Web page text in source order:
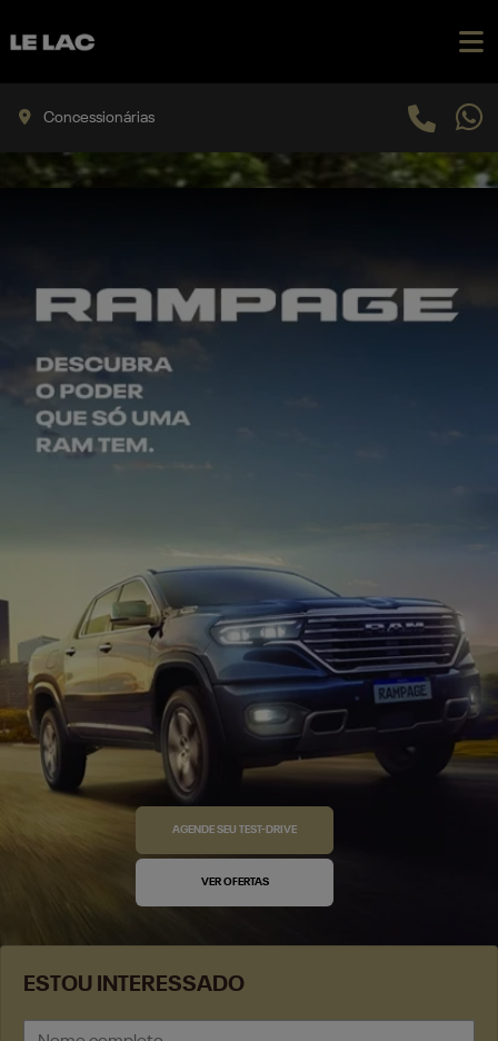
Concessionárias
ESTOU INTERESSADO
AGENDE SEU TEST-DRIVE
VER OFERTAS